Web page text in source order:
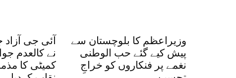
آئی جی
نے کالعدم
کمیٹی کا
وزیراعظم کا بلوچستان سے
پیش کیے گئے حب الوطنی
نغمے پر فنکاروں کو خراجِ